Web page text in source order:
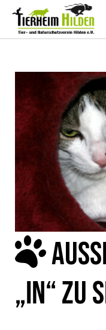
„IN“ ZU